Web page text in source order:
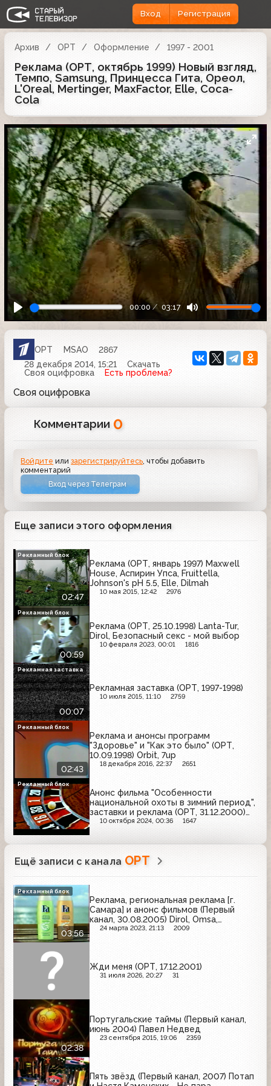
Вход Регистрация
Архив ОРТ Оформление 1997 - 2001
Реклама (ОРТ, октябрь 1999) Новый взгляд,
Темпо, Samsung, Принцесса Гита, Ореол,
L'Oreal, Mertinger, MaxFactor, Elle, Coca-
Cola
00:00 03:17
ОРТ MSAO
2867
28 декабря 2014, 15:21
Скачать
Своя оцифровка
Есть проблема?
Своя оцифровка
Комментарии 0
Войдите илизарегистрируйтесь, чтобы добавить
комментарий
Вход через Телеграм
Еще записи этого оформления
02:47
Реклама (ОРТ, январь 1997) Maxwell
House, Аспирин Упса, Fruittella,
Johnson's pH 5.5, Elle, Dilmah
10 мая 2015, 12:42 2976
Рекламный блок
00:59
Реклама (ОРТ, 25.10.1998) Lanta-Tur,
Dirol, Безопасный секс - мой выбор
10 февраля 2023, 00:01 1816
Рекламный блок
00:07
Рекламная заставка (ОРТ, 1997-1998)
10 июля 2015, 11:10 2759
Рекламная заставка
02:43
Реклама и анонсы программ
"Здоровье" и "Как это было" (ОРТ,
10.09.1998) Orbit, 7up
18 декабря 2016, 22:37 2651
Рекламный блок
Анонс фильма "Особенности
национальной охоты в зимний период",
заставки и реклама (ОРТ, 31.12.2000)
Wrigley's, Балтика, Orbit, Афлубин,
10 октября 2024, 00:36 1647
Рекламный блок
Ещё записи с канала ОРТ
03:56
Реклама, региональная реклама [г.
Самара] и анонс фильмов (Первый
канал, 30.08.2005) Dirol, Omsa,
Kronenbourg 1664, Доширак, LADA,
24 марта 2023, 21:13 2009
Рекламный блок
Жди меня (ОРТ, 17.12.2001)
31 июля 2026, 20:27 31
02:38
Португальские таймы (Первый канал,
июнь 2004) Павел Недвед
23 сентября 2015, 19:06 2359
Пять звёзд (Первый канал, 2007) Потап